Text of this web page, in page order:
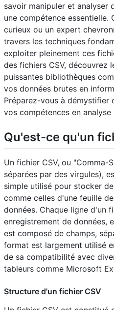
savoir manipuler et analyser
une compétence essentielle.
curieux ou un expert
travers les techniques
exploiter pleinement ces
des fichiers CSV, découvrez
puissantes bibliothèques
vos données brutes en
Préparez-vous à démystifier
vos compétences en analyse
Qu'est-ce qu'un
Un fichier CSV, ou "Comma-
séparées par des virgules),
simple utilisé pour stocker
comme celles d'une feuille
données. Chaque ligne d'un
enregistrement de données,
est composé de champs,
format est largement utilisé
de sa compatibilité avec
tableurs comme Microsoft
Structure d'un fichier CSV